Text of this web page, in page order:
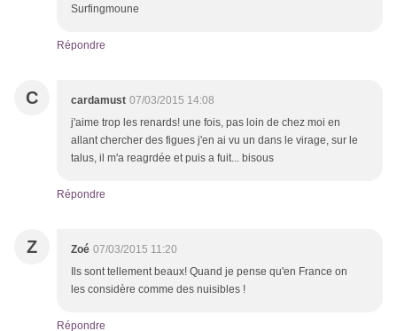
Surfingmoune
Répondre
C cardamust 07/03/2015 14:08
j'aime trop les renards! une fois, pas loin de chez moi en
allant chercher des figues j'en ai vu un dans le virage, sur le
talus, il m'a reagrdée et puis a fuit... bisous
Répondre
Z Zoé 07/03/2015 11:20
Ils sont tellement beaux! Quand je pense qu'en France on
les considère comme des nuisibles !
Répondre